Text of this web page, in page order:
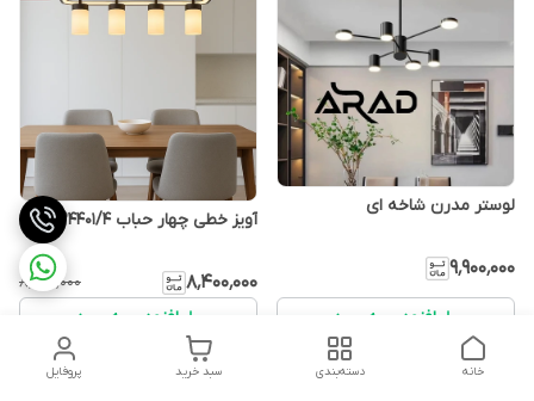
لوستر مدرن شاخه ای
۹٬۹۰۰٬۰۰۰
افزودن به سبد
آویز خطی چهار حباب P4401/4
۸٬۴۰۰٬۰۰۰ ۸٬۸۰۰٬۰۰۰
افزودن به سبد
پروفایل سبد خرید دسته‌بندی خانه